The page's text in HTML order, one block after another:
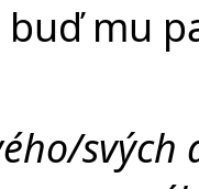
mu
svých